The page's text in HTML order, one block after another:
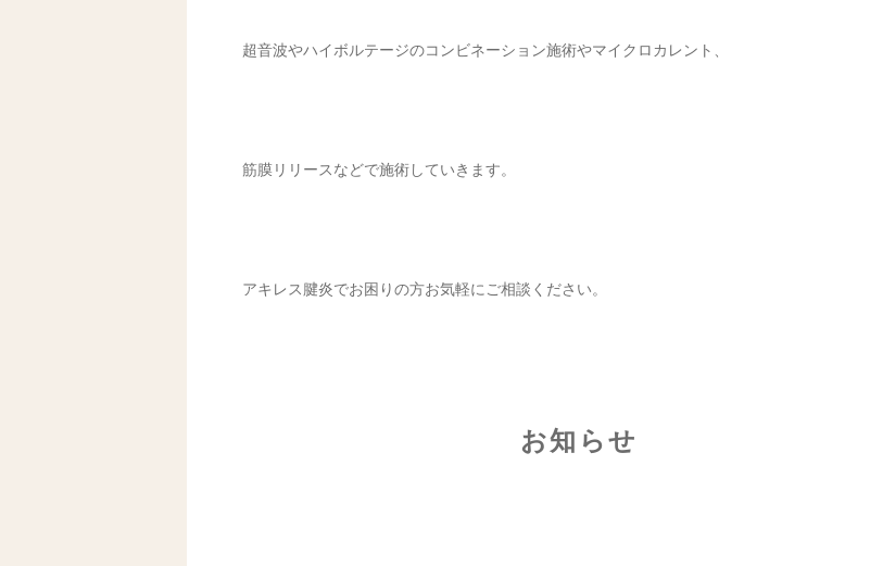
超音波やハイボルテージのコンビネーション施術やマイクロカレント、
筋膜リリースなどで施術していきます。
アキレス腱炎でお困りの方お気軽にご相談ください。
お知らせ